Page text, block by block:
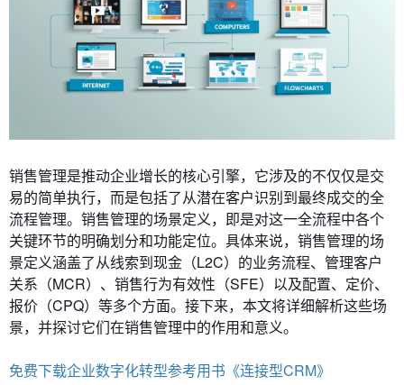
销售管理是推动企业增长的核心引擎，它涉及的不仅仅是交
易的简单执行，而是包括了从潜在客户识别到最终成交的全
流程管理。销售管理的场景定义，即是对这一全流程中各个
关键环节的明确划分和功能定位。具体来说，销售管理的场
景定义涵盖了从线索到现金（L2C）的业务流程、管理客户
关系（MCR）、销售行为有效性（SFE）以及配置、定价、
报价（CPQ）等多个方面。接下来，本文将详细解析这些场
景，并探讨它们在销售管理中的作用和意义。
免费下载企业数字化转型参考用书《连接型CRM》